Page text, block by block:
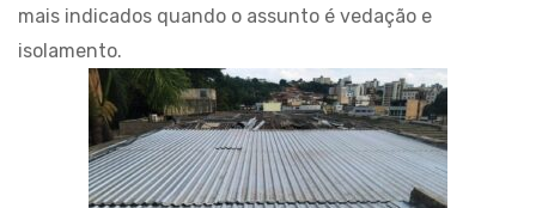
mais indicados quando o assunto é vedação e
isolamento.